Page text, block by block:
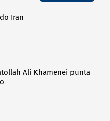
Iran
Ali Khamenei punta